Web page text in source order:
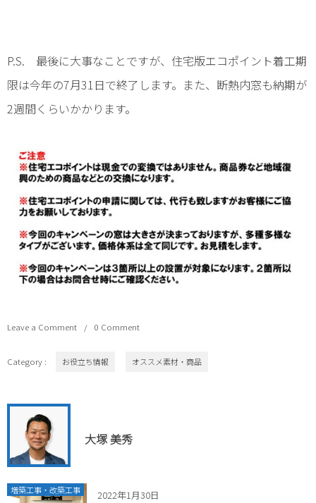
P.S. 最後に大事なことですが、住宅版エコポイント着工期
限は今年の7月31日で終了します。また、断熱内窓も納期が
2週間くらいかかります。
Leave a Comment 0 Comment
Category : お役立ち情報 オススメ素材・商品
大塚 美秀
増築工事・改築工事 2022年1月30日